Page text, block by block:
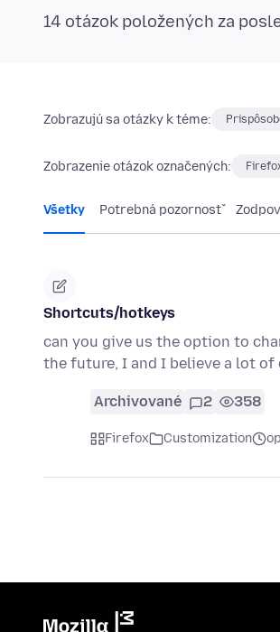
14 otázok položených za
Zobrazujú sa otázky k téme:
Zobrazenie otázok označených:
Všetky Potrebná pozornosť
Shortcuts/hotkeys
can you give us the option to
the future, I and I believe a lot
Archivované 2 358
Firefox Customization